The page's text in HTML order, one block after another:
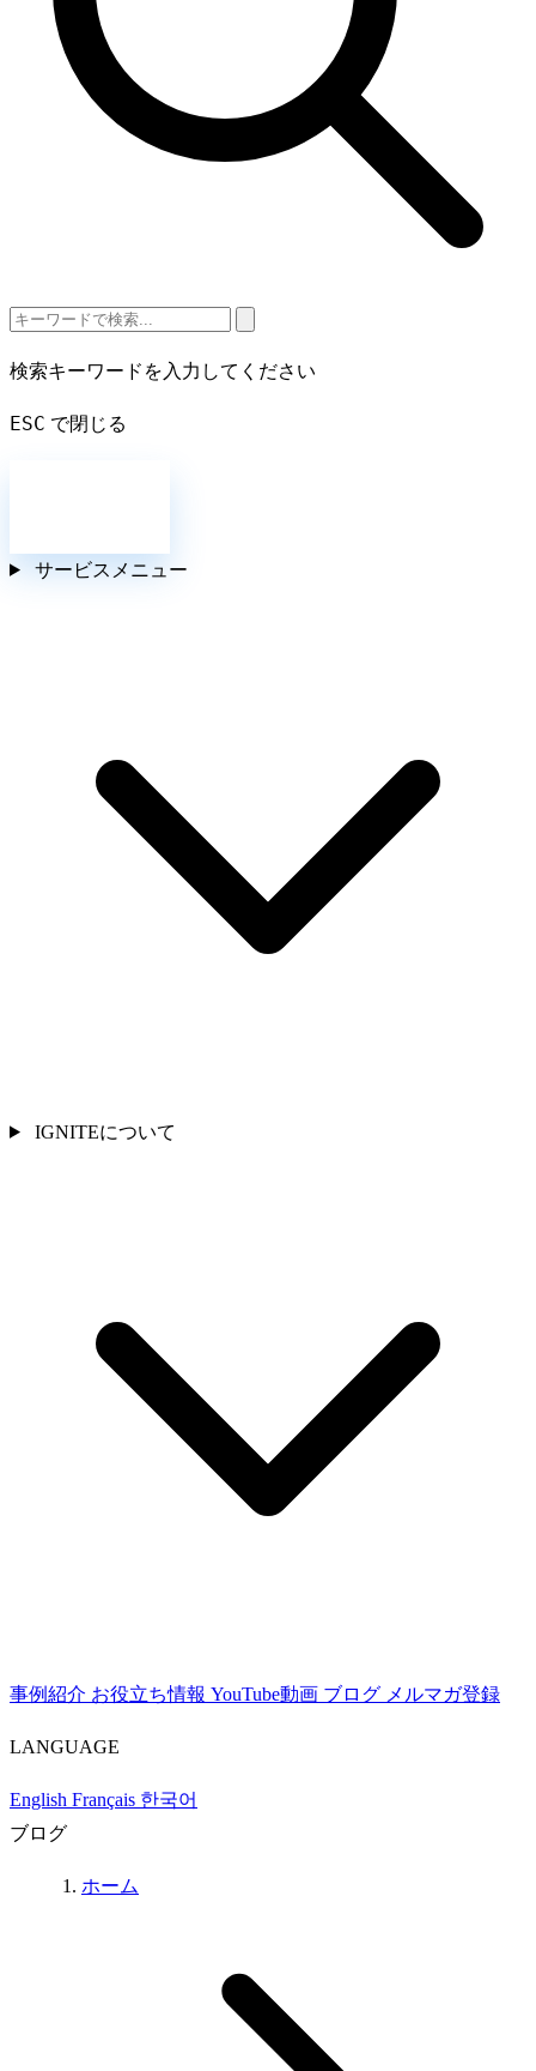
検索キーワードを入力してください
ESC で閉じる
サービスメニュー
IGNITEについて
事例紹介 お役立ち情報 YouTube動画 ブログ メルマガ登録
LANGUAGE
English Français 한국어
ブログ
ホーム